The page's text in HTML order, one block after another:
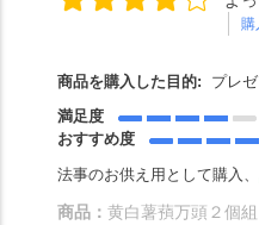
購
商品を購入した目的:
プレ
満足度
おすすめ度
法事のお供え用として購入、
商品： 黄白薯蕷万頭２個組